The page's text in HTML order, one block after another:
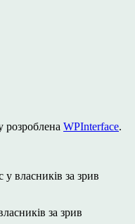
розроблена WPInterface.
у власників за зрив